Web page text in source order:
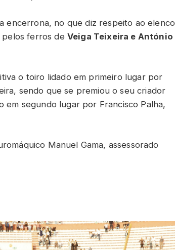
encerrona, no que diz respeito ao elenco
pelos ferros de Veiga Teixeira e António
o toiro lidado em primeiro lugar por
sendo que se premiou o seu criador
em segundo lugar por Francisco Palha,
Manuel Gama, assessorado